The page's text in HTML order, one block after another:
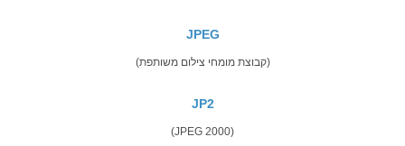
JPEG
(קבוצת מומחי צילום משותפת)
JP2
(JPEG 2000)